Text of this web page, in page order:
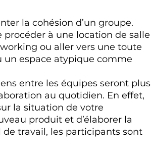
la cohésion d’un groupe.
procéder à une location de salle
ou aller vers une toute
un espace atypique comme
entre les équipes seront plus
au quotidien. En effet,
la situation de votre
produit et d’élaborer la
travail, les participants sont